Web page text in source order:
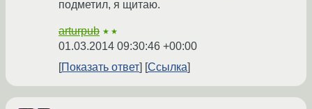
подметил, я щитаю.
arturpub ★★
01.03.2014 09:30:46 +00:00
Показать ответ
Ссылка